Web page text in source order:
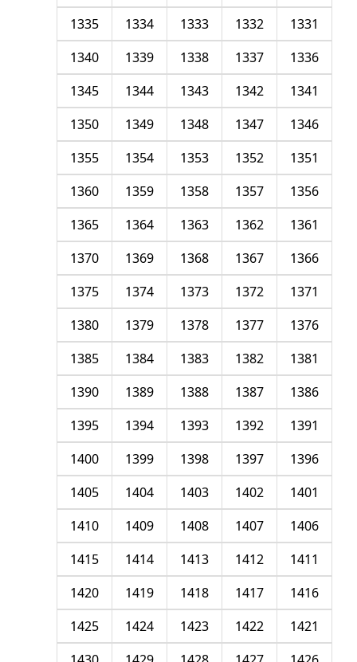
1331
1332
1333
1334
1335
1336
1337
1338
1339
1340
1341
1342
1343
1344
1345
1346
1347
1348
1349
1350
1351
1352
1353
1354
1355
1356
1357
1358
1359
1360
1361
1362
1363
1364
1365
1366
1367
1368
1369
1370
1371
1372
1373
1374
1375
1376
1377
1378
1379
1380
1381
1382
1383
1384
1385
1386
1387
1388
1389
1390
1391
1392
1393
1394
1395
1396
1397
1398
1399
1400
1401
1402
1403
1404
1405
1406
1407
1408
1409
1410
1411
1412
1413
1414
1415
1416
1417
1418
1419
1420
1421
1422
1423
1424
1425